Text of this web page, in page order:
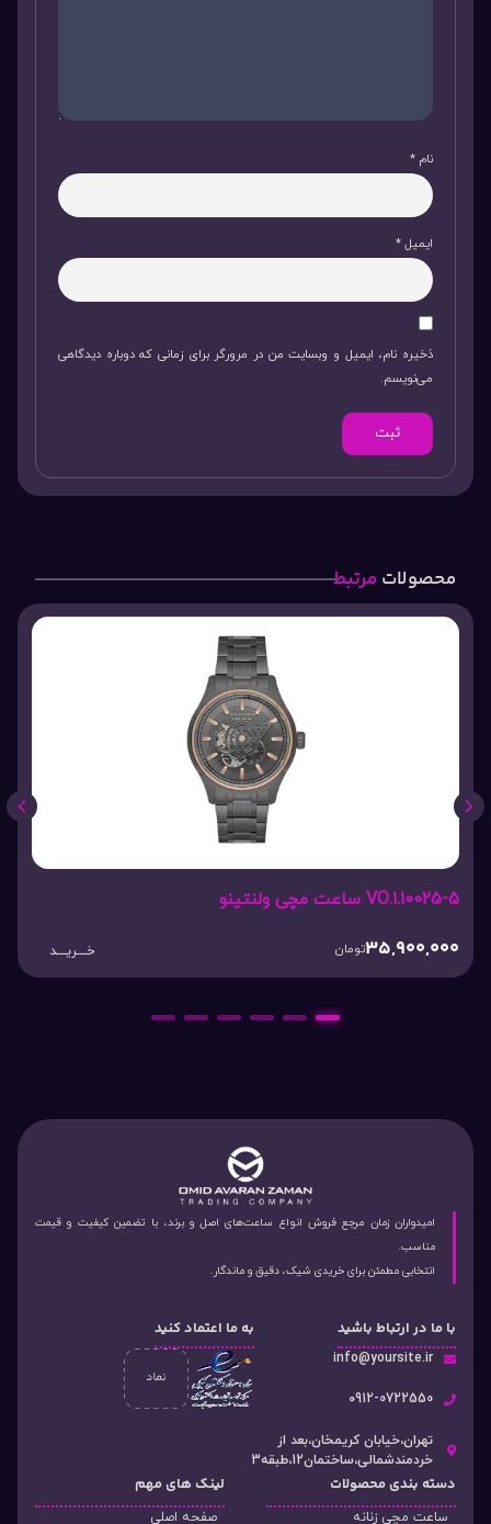
نام *
ایمیل*
ذخیره نام، ایمیل و وبسایت من در مرورگر برای زمانی که دوباره دیدگاهی
می‌نویسم.
محصولات مرتبط
VO.1.10025-5 ساعت مچی ولنتینو
35,900,000تومان خـــریـــد
1
2
3
4
5
امیدواران زمان مرجع فروش انواع ساعت‌های اصل و برند، با تضمین کیفیت و قیمت
مناسب.
انتخابی مطمئن برای خریدی شیک، دقیق و ماندگار.
با ما در ارتباط باشید
info@yoursite.ir
۰912-0722550
تهران،خیابان کریمخان،بعد از
خردمندشمالی،ساختمان12،طبقه3
به ما اعتماد کنید
دسته‌ بندی محصولات
ساعت مچی زنانه
لینک های مهم
صفحه اصلی